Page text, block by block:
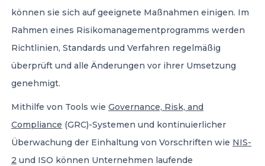
können sie sich auf geeignete Maßnahmen einigen. Im
Rahmen eines Risikomanagementprogramms werden
Richtlinien, Standards und Verfahren regelmäßig
überprüft und alle Änderungen vor ihrer Umsetzung
genehmigt.
Mithilfe von Tools wie Governance, Risk, and
Compliance (GRC)-Systemen und kontinuierlicher
Überwachung der Einhaltung von Vorschriften wie NIS-
2 und ISO können Unternehmen laufende